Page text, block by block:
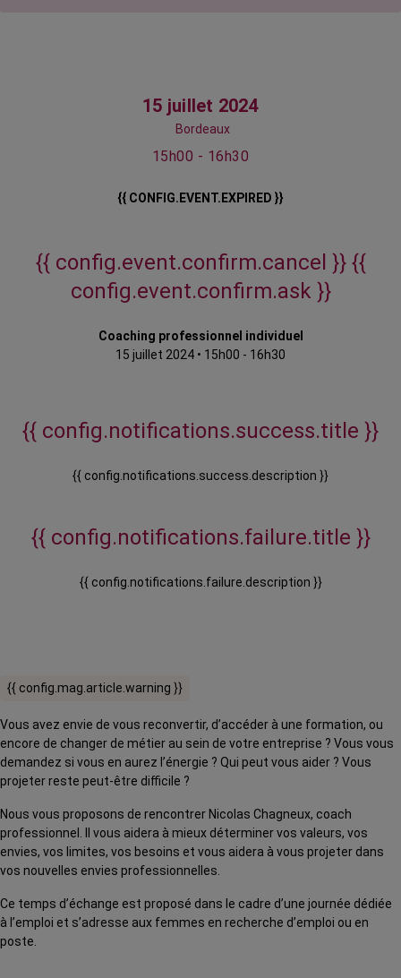
15 juillet 2024
Bordeaux
15h00 - 16h30
{{ CONFIG.EVENT.EXPIRED }}
{{ config.event.confirm.cancel }} {{
config.event.confirm.ask }}
Coaching professionnel individuel
15 juillet 2024 • 15h00 - 16h30
{{ config.notifications.success.title }}
{{ config.notifications.success.description }}
{{ config.notifications.failure.title }}
{{ config.notifications.failure.description }}
{{ config.mag.article.warning }}
Vous avez envie de vous reconvertir, d’accéder à une formation, ou
encore de changer de métier au sein de votre entreprise ? Vous vous
demandez si vous en aurez l’énergie ? Qui peut vous aider ? Vous
projeter reste peut-être difficile ?
Nous vous proposons de rencontrer Nicolas Chagneux, coach
professionnel. Il vous aidera à mieux déterminer vos valeurs, vos
envies, vos limites, vos besoins et vous aidera à vous projeter dans
vos nouvelles envies professionnelles.
Ce temps d’échange est proposé dans le cadre d’une journée dédiée
à l’emploi et s’adresse aux femmes en recherche d’emploi ou en
poste.